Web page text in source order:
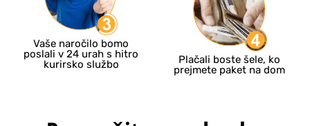
Vaše naročilo bomo
poslali v 24 urah s hitro
kurirsko službo
Plačali boste šele, ko
prejmete paket na dom